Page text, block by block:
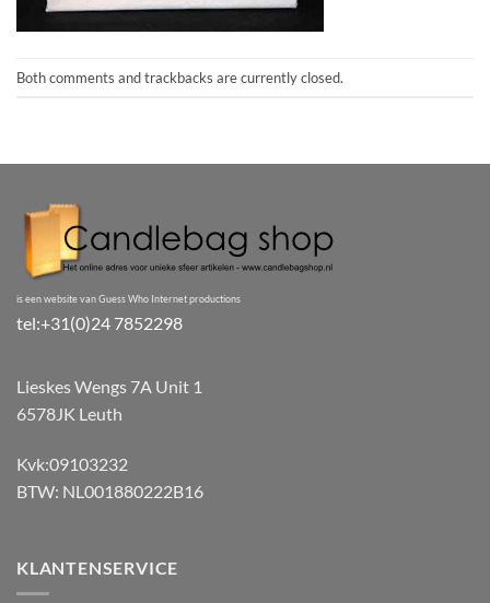
Both comments and trackbacks are currently closed.
is een website van Guess Who Internet productions
tel:+31(0)24 7852298
Lieskes Wengs 7A Unit 1
6578JK Leuth
Kvk:09103232
BTW: NL001880222B16
KLANTENSERVICE